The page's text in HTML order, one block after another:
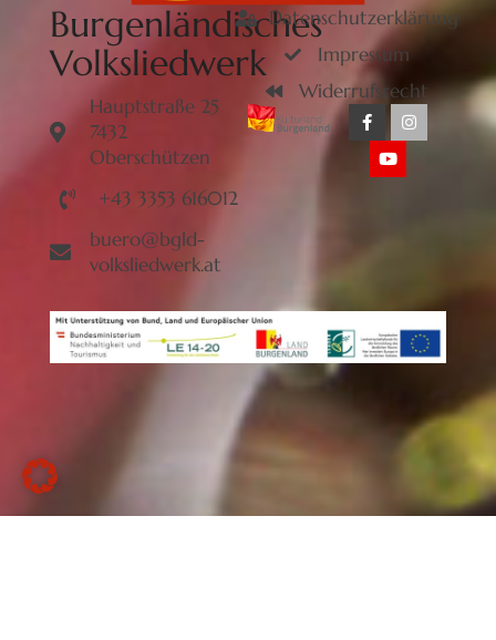
Burgenländisches
Volksliedwerk
Hauptstraße 25
7432
Oberschützen
+43 3353 616012
buero@bgld-
volksliedwerk.at
Datenschutzerklärung
Impressum
Widerrufsrecht